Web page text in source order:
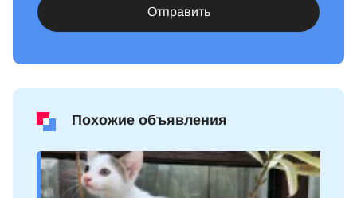
Отправить
Похожие объявления